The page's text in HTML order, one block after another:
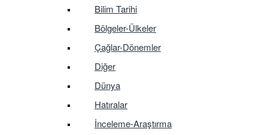
Bilim Tarihi
Bölgeler-Ülkeler
Çağlar-Dönemler
Diğer
Dünya
Hatıralar
İnceleme-Araştırma